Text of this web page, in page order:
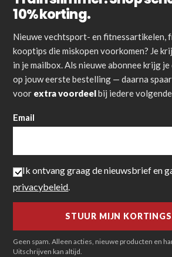
10% korting.
Nieuwe vechtsport- en fitnessartikelen,
kooptips die miskopen voorkomen? Je
in je mailbox. Als nieuwe abonnee krijg
op jouw eerste bestelling — daarna
voor extra voordeelbij iedere
Email
Ik ontvang graag de nieuwsbrief en
privacybeleid
Geen spam. Alleen acties, nieuwe producten en
Uitschrijven kan altijd.